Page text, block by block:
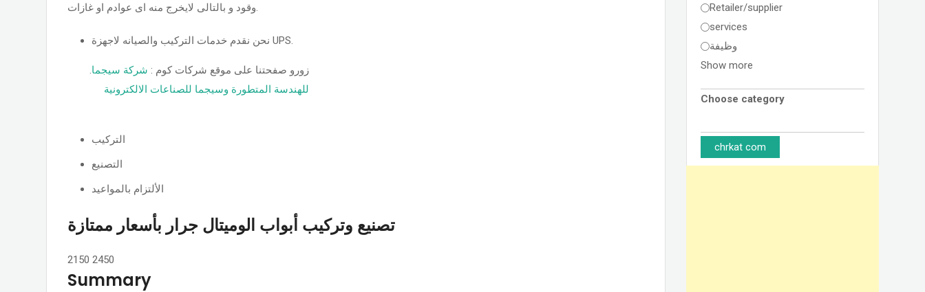
وقود و بالتالى لايخرج منه اى عوادم او غازات.
نحن نقدم خدمات التركيب والصيانه لاجهزة UPS.
.زورو صفحتنا على موقع شركات كوم : شركة سيجما
للهندسة المتطورة وسيجما للصناعات الالكترونية
التركيب
التصنيع
الألتزام بالمواعيد
تصنيع وتركيب أبواب الوميتال جرار بأسعار ممتازة
2150 2450
Summary
Retailer/supplier
services
وظيفة
Show more
Choose category
chrkat com